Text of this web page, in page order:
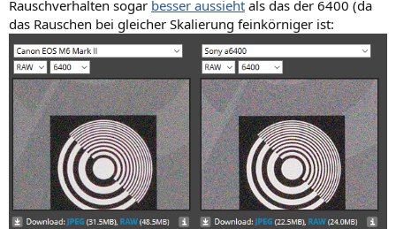
Rauschverhalten sogar besser aussieht als das der 6400 (da
das Rauschen bei gleicher Skalierung feinkörniger ist: